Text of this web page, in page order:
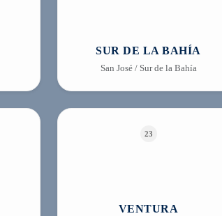
SUR DE LA BAHÍA
San José / Sur de la Bahía
23
VENTURA